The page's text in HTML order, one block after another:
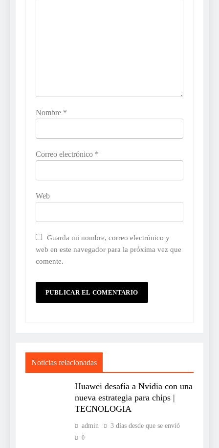
Nombre *
Correo electrónico *
Web
Guarda mi nombre, correo electrónico y
web en este navegador para la próxima vez que
comente.
Noticias relacionadas
Huawei desafía a Nvidia con una
nueva estrategia para chips |
TECNOLOGIA
admin 3 días desde que se envió
0